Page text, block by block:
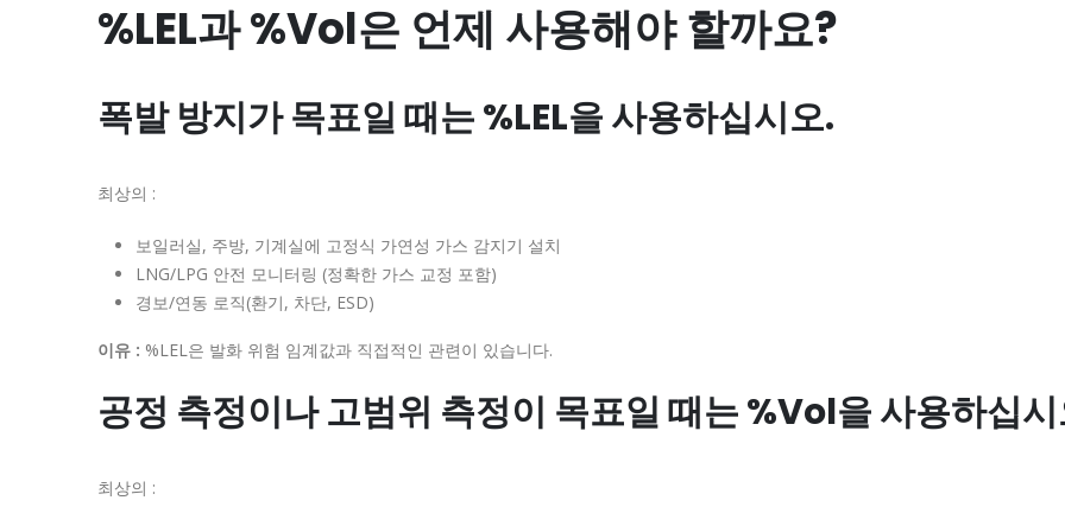
%LEL과 %Vol은 언제 사용해야 할까요?
폭발 방지가 목표일 때는 %LEL을 사용하십시오.
최상의 :
보일러실, 주방, 기계실에 고정식 가연성 가스 감지기 설치
LNG/LPG 안전 모니터링 (정확한 가스 교정 포함)
경보/연동 로직(환기, 차단, ESD)
이유 : %LEL은 발화 위험 임계값과 직접적인 관련이 있습니다.
공정 측정이나 고범위 측정이 목표일 때는 %Vol을 사용하십
최상의 :